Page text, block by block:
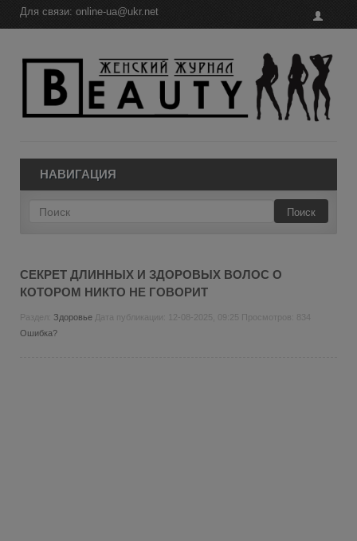
Для связи: online-ua@ukr.net
НАВИГАЦИЯ
Поиск
СЕКРЕТ ДЛИННЫХ И ЗДОРОВЫХ ВОЛОС О
КОТОРОМ НИКТО НЕ ГОВОРИТ
Раздел: Здоровье Дата публикации: 12-08-2025, 09:25 Просмотров: 834
Ошибка?